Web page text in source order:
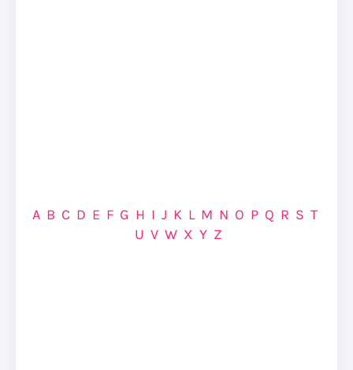
A B C D E F G H I J K L M N O P Q R S T
U V W X Y Z